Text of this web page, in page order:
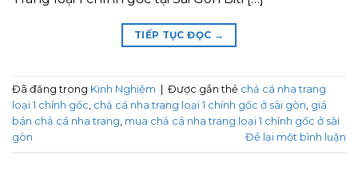
TIẾP TỤC ĐỌC →
Đã đăng trong Kinh Nghiệm Được gắn thẻ chả cá nha trang
loại 1 chính gốc, chả cá nha trang loại 1 chính gốc ở sài gòn, giá
bán chả cá nha trang, mua chả cá nha trang loại 1 chính gốc ở sài
gòn
Để lại một bình luận